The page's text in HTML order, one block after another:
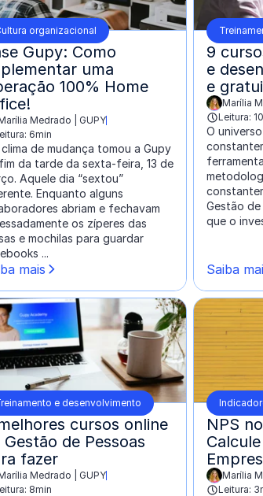
organizacional
Gupy: Como
uma
100% Home
por:Medrado | GUPY
6min
clima de mudança tomou a Gupy
da tarde da sexta-feira, 13 de
Aquele dia “sextou”
Enquanto alguns
abriam e fechavam
os zíperes das
e mochilas para guardar
...
mais
9
e
e
escrito
Marília
Leitura:
O
Gestão
que o
Saiba
e desenvolvimento
cursos online
Gestão de Pessoas
fazer
por:Medrado | GUPY
8min
NPS
escrito
Marília
Leitura: